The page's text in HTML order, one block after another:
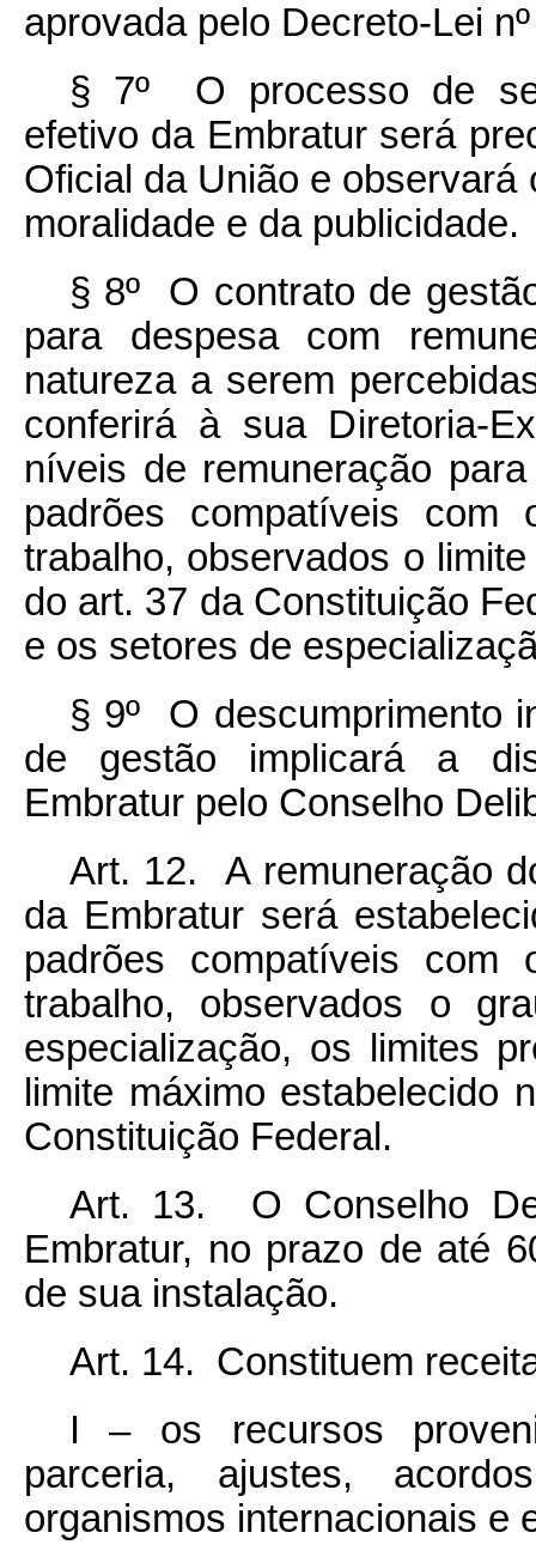
aprovada pelo Decreto-Lei
§ 7º O processo de
efetivo da Embratur será
Oficial da União e
moralidade e da publicidade.
§ 8º O contrato de
para despesa com
natureza a serem
conferirá à sua Diretoria-
níveis de remuneração
padrões compatíveis com
trabalho, observados o
do art. 37 da Constituição
e os setores de
§ 9º O descumprimento
de gestão implicará a
Embratur pelo Conselho
Art. 12. A remuneração
da Embratur será
padrões compatíveis com
trabalho, observados o
especialização, os limites
limite máximo estabelecido
Constituição Federal.
Art. 13. O Conselho
Embratur, no prazo de até
de sua instalação.
Art. 14. Constituem
I – os recursos
parceria, ajustes,
organismos internacionais e